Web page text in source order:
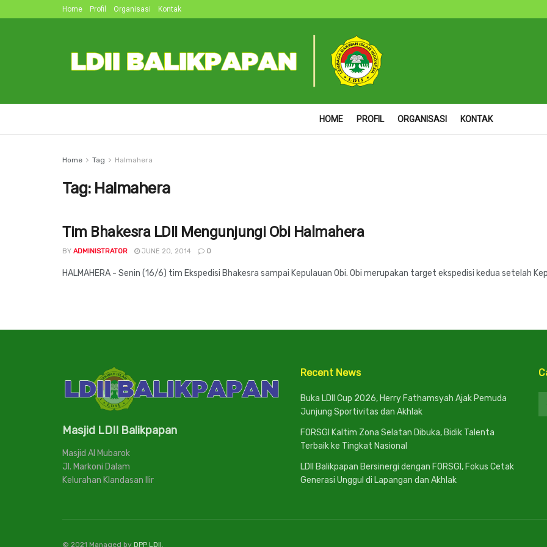
Home Profil Organisasi Kontak
HOME PROFIL ORGANISASI KONTAK
Home Tag Halmahera
Tag: Halmahera
Tim Bhakesra LDII Mengunjungi Obi Halmahera
BY ADMINISTRATOR JUNE 20, 2014 0
HALMAHERA - Senin (16/6) tim Ekspedisi Bhakesra sampai Kepulauan Obi. Obi merupakan target ekspedisi kedua setelah
Masjid LDII Balikpapan
Masjid Al Mubarok
Jl. Markoni Dalam
Kelurahan Klandasan Ilir
Recent News
Buka LDII Cup 2026, Herry Fathamsyah Ajak Pemuda
Junjung Sportivitas dan Akhlak
FORSGI Kaltim Zona Selatan Dibuka, Bidik Talenta
Terbaik ke Tingkat Nasional
LDII Balikpapan Bersinergi dengan FORSGI, Fokus Cetak
Generasi Unggul di Lapangan dan Akhlak
© 2021 Managed by DPP LDII.